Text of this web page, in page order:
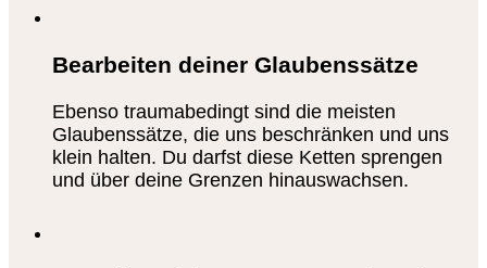
Bearbeiten deiner Glaubenssätze
Ebenso traumabedingt sind die meisten
Glaubenssätze, die uns beschränken und uns
klein halten. Du darfst diese Ketten sprengen
und über deine Grenzen hinauswachsen.